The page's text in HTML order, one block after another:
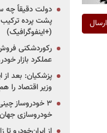
ارسال
دولت دقیقاً چه
پشت پرده ترکیب
(+اینفوگرافیک)
رکوردشکنی
عملکرد بازار خودرو در ۶
پزشکیان: بعد از
وزیر اقتصاد را
خودروسازی